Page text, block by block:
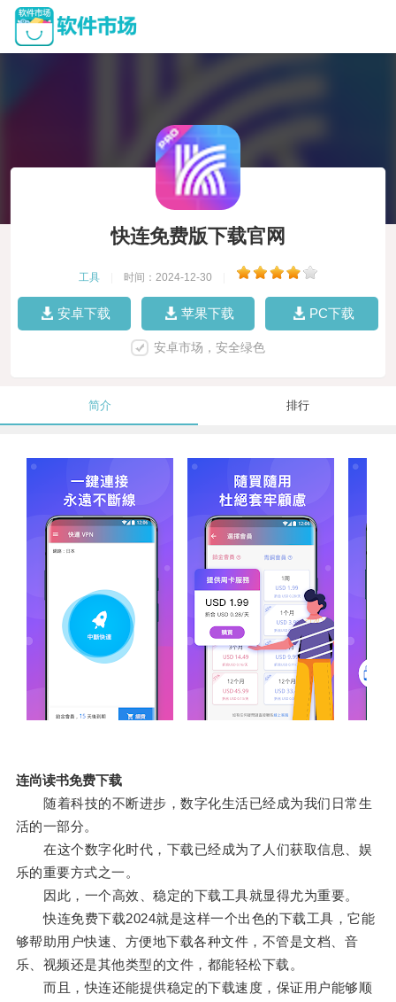
快连免费版下载官网
工具 时间：2024-12-30
安卓下载 苹果下载 PC下载
安卓市场，安全绿色
简介 排行
连尚读书免费下载
随着科技的不断进步，数字化生活已经成为我们日常生
活的一部分。
在这个数字化时代，下载已经成为了人们获取信息、娱
乐的重要方式之一。
因此，一个高效、稳定的下载工具就显得尤为重要。
快连免费下载2024就是这样一个出色的下载工具，它能
够帮助用户快速、方便地下载各种文件，不管是文档、音
乐、视频还是其他类型的文件，都能轻松下载。
而且，快连还能提供稳定的下载速度，保证用户能够顺